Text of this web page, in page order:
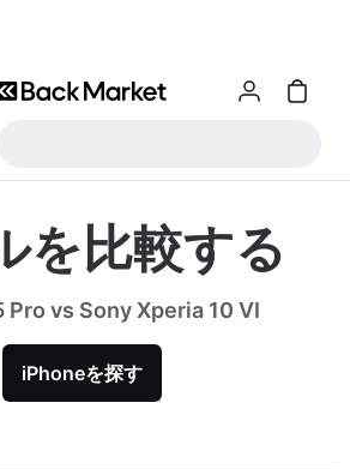
を比較する
Pro vs Sony Xperia 10 VI
iPhoneを探す